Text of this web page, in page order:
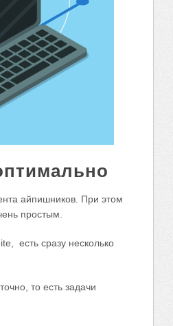
айпишников. При этом
простым.
есть сразу несколько
то есть задачи